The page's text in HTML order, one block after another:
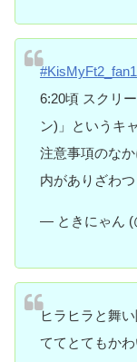
6:20頃 スクリ
ン)」というキ
注意事項のな
内がありざわ
— ときにゃん
ヒラヒラと舞
ててとてもか